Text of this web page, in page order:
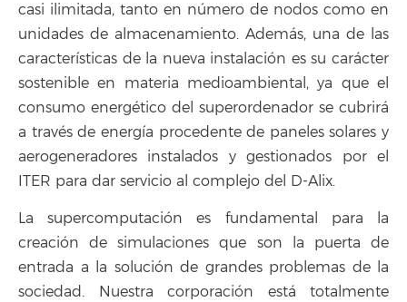
casi ilimitada, tanto en número de nodos como en
unidades de almacenamiento. Además, una de las
características de la nueva instalación es su carácter
sostenible en materia medioambiental, ya que el
consumo energético del superordenador se cubrirá
a través de energía procedente de paneles solares y
aerogeneradores instalados y gestionados por el
ITER para dar servicio al complejo del D-Alix.
La supercomputación es fundamental para la
creación de simulaciones que son la puerta de
entrada a la solución de grandes problemas de la
sociedad. Nuestra corporación está totalmente